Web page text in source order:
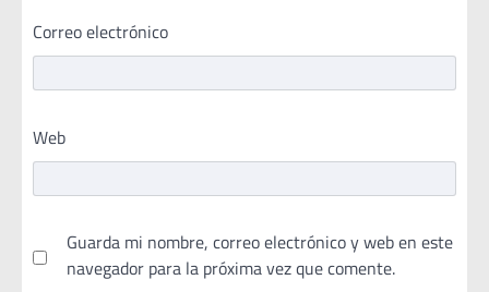
Correo electrónico
Web
Guarda mi nombre, correo electrónico y web en este
navegador para la próxima vez que comente.